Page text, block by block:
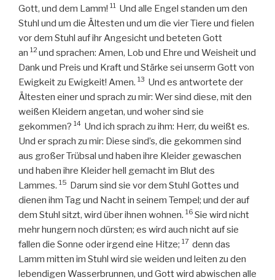
Gott, und dem Lamm! 11 Und alle Engel standen um den
Stuhl und um die Ältesten und um die vier Tiere und fielen
vor dem Stuhl auf ihr Angesicht und beteten Gott
an 12 und sprachen: Amen, Lob und Ehre und Weisheit und
Dank und Preis und Kraft und Stärke sei unserm Gott von
Ewigkeit zu Ewigkeit! Amen. 13 Und es antwortete der
Ältesten einer und sprach zu mir: Wer sind diese, mit den
weißen Kleidern angetan, und woher sind sie
gekommen? 14 Und ich sprach zu ihm: Herr, du weißt es.
Und er sprach zu mir: Diese sind’s, die gekommen sind
aus großer Trübsal und haben ihre Kleider gewaschen
und haben ihre Kleider hell gemacht im Blut des
Lammes. 15 Darum sind sie vor dem Stuhl Gottes und
dienen ihm Tag und Nacht in seinem Tempel; und der auf
dem Stuhl sitzt, wird über ihnen wohnen. 16 Sie wird nicht
mehr hungern noch dürsten; es wird auch nicht auf sie
fallen die Sonne oder irgend eine Hitze; 17 denn das
Lamm mitten im Stuhl wird sie weiden und leiten zu den
lebendigen Wasserbrunnen, und Gott wird abwischen alle